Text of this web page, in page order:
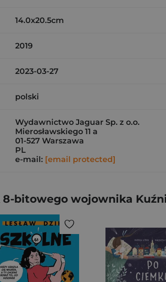
14.0x20.5cm
2019
2023-03-27
polski
Wydawnictwo Jaguar Sp. z o.o.
Mierosławskiego 11 a
01-527 Warszawa
PL
e-mail: [email protected]
bitowego wojownika